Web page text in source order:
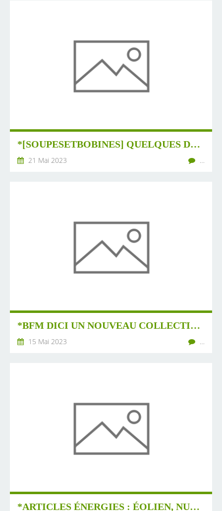
*[SOUPESETBOBINES] QUELQUES DATES ET INFORMATIONS D'ICI ET D'AILLEURS (# 12BIS-2023)
21 Mai 2023 …
*BFM DICI UN NOUVEAU COLLECTIF "EAU POUR TOUS" DANS LA VALLÉE DU JABRON
15 Mai 2023 …
*ARTICLES ÉNERGIES : ÉOLIEN, NUCLÉAIRE, VOITURES ÉLECTRIQUES, ETC...